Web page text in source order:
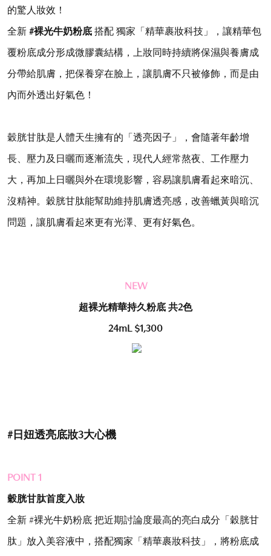
的驚人妝效！
全新 #裸光牛奶粉底 搭配 獨家「精華裹妝科技」，讓精華包
覆粉底成分形成微膠囊結構，上妝同時持續將保濕與養膚成
分帶給肌膚，把保養穿在臉上，讓肌膚不只被修飾，而是由
內而外透出好氣色！
穀胱甘肽是人體天生擁有的「透亮因子」，會隨著年齡增
長、壓力及日曬而逐漸流失，現代人經常熬夜、工作壓力
大，再加上日曬與外在環境影響，容易讓肌膚看起來暗沉、
沒精神。穀胱甘肽能幫助維持肌膚透亮感，改善蠟黃與暗沉
問題，讓肌膚看起來更有光澤、更有好氣色。
NEW
超裸光精華持久粉底 共2色
24mL $1,300
# 日妞透亮底妝3大心機
POINT 1
穀胱甘肽首度入妝
全新 #裸光牛奶粉底 把近期討論度最高的亮白成分「穀胱甘
肽」放入美容液中，搭配獨家「精華裹妝科技」，將粉底成